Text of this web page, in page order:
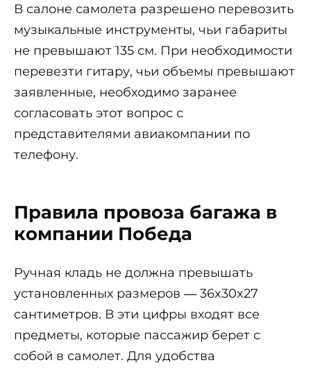
В салоне самолета разрешено перевозить
музыкальные инструменты, чьи габариты
не превышают 135 см. При необходимости
перевезти гитару, чьи объемы превышают
заявленные, необходимо заранее
согласовать этот вопрос с
представителями авиакомпании по
телефону.
Правила провоза багажа в
компании Победа
Ручная кладь не должна превышать
установленных размеров ― 36x30x27
сантиметров. В эти цифры входят все
предметы, которые пассажир берет с
собой в самолет. Для удобства